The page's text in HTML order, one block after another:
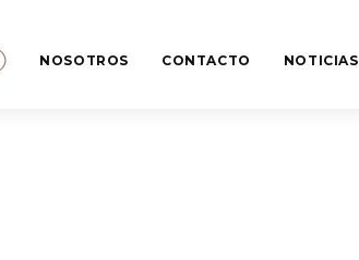
NOSOTROS CONTACTO NOTICIAS